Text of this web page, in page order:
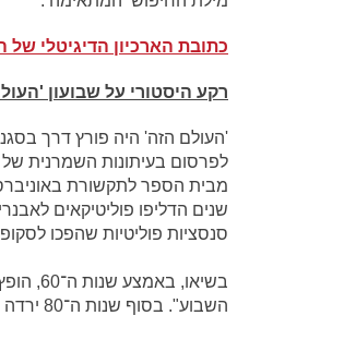
כתובת הארכיון הדיגיטלי של
רקע היסטורי על שבועון
'העולם הזה' היה פורץ דרך
לפרסום בעיתונות השמרנית
מבית הספר לתקשורת
שנים הדליפו פוליטיקאים
סנסציות פוליטיות שהפכו
השבוע". בסוף שנות ה־80 ירדה תפוצתו מאוד, והוא נמכר והפסיק להתפרסם..